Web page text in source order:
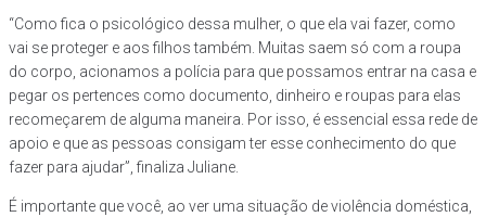
“Como fica o psicológico dessa mulher, o que ela vai fazer, como
vai se proteger e aos filhos também. Muitas saem só com a roupa
do corpo, acionamos a polícia para que possamos entrar na casa e
pegar os pertences como documento, dinheiro e roupas para elas
recomeçarem de alguma maneira. Por isso, é essencial essa rede de
apoio e que as pessoas consigam ter esse conhecimento do que
fazer para ajudar”, finaliza Juliane.
É importante que você, ao ver uma situação de violência doméstica,